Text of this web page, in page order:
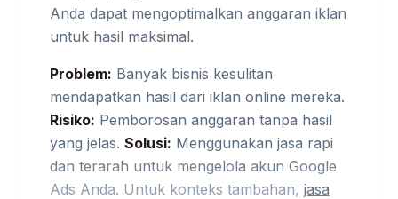
Anda dapat mengoptimalkan anggaran iklan
untuk hasil maksimal.
Problem: Banyak bisnis kesulitan
mendapatkan hasil dari iklan online mereka.
Risiko: Pemborosan anggaran tanpa hasil
yang jelas. Solusi: Menggunakan jasa rapi
dan terarah untuk mengelola akun Google
Ads Anda. Untuk konteks tambahan, jasa